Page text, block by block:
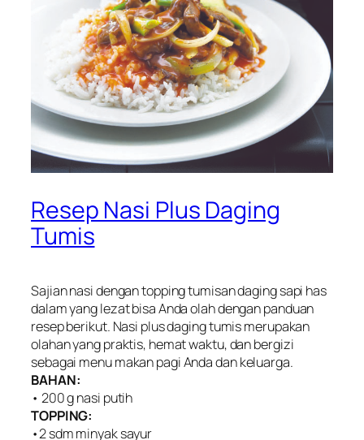
Resep Nasi Plus Daging
Tumis
Sajian nasi dengan topping tumisan daging sapi has
dalam yang lezat bisa Anda olah dengan panduan
resep berikut. Nasi plus daging tumis merupakan
olahan yang praktis, hemat waktu, dan bergizi
sebagai menu makan pagi Anda dan keluarga.
BAHAN:
• 200 g nasi putih
TOPPING:
•2 sdm minyak sayur